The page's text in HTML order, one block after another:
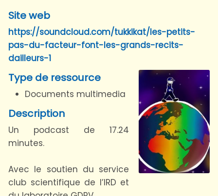
Site web
https://soundcloud.com/tukkikat/les-petits-
pas-du-facteur-font-les-grands-recits-
dailleurs-1
Type de ressource
Documents multimedia
Description
Un podcast de 17.24
minutes.
Avec le soutien du service
club scientifique de l’IRD et